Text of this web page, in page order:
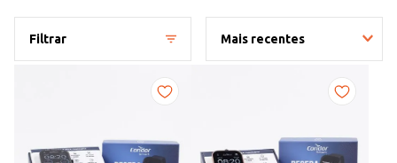
Filtrar Mais recentes